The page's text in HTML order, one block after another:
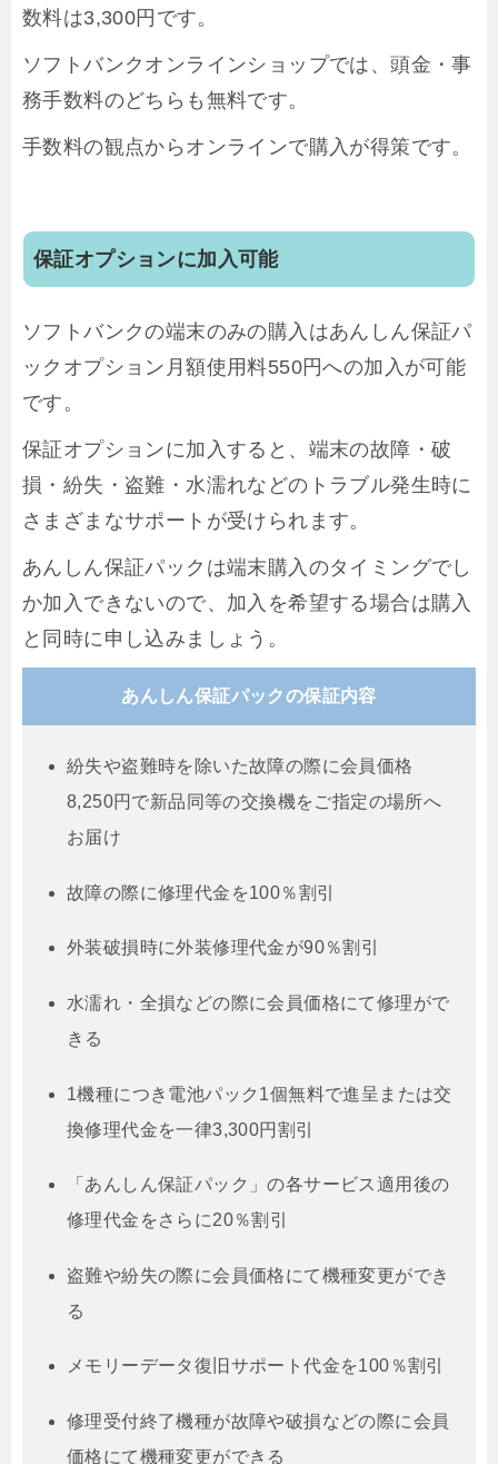
数料は3,300円です。
ソフトバンクオンラインショップでは、頭金・事
務手数料のどちらも無料です。
手数料の観点からオンラインで購入が得策です。
保証オプションに加入可能
ソフトバンクの端末のみの購入はあんしん保証パ
ックオプション月額使用料550円への加入が可能
です。
保証オプションに加入すると、端末の故障・破
損・紛失・盗難・水濡れなどのトラブル発生時に
さまざまなサポートが受けられます。
あんしん保証パックは端末購入のタイミングでし
か加入できないので、加入を希望する場合は購入
と同時に申し込みましょう。
あんしん保証パックの保証内容
紛失や盗難時を除いた故障の際に会員価格
8,250円で新品同等の交換機をご指定の場所へ
お届け
故障の際に修理代金を100％割引
外装破損時に外装修理代金が90％割引
水濡れ・全損などの際に会員価格にて修理がで
きる
1機種につき電池パック1個無料で進呈または交
換修理代金を一律3,300円割引
「あんしん保証パック」の各サービス適用後の
修理代金をさらに20％割引
盗難や紛失の際に会員価格にて機種変更ができ
る
メモリーデータ復旧サポート代金を100％割引
修理受付終了機種が故障や破損などの際に会員
価格にて機種変更ができる